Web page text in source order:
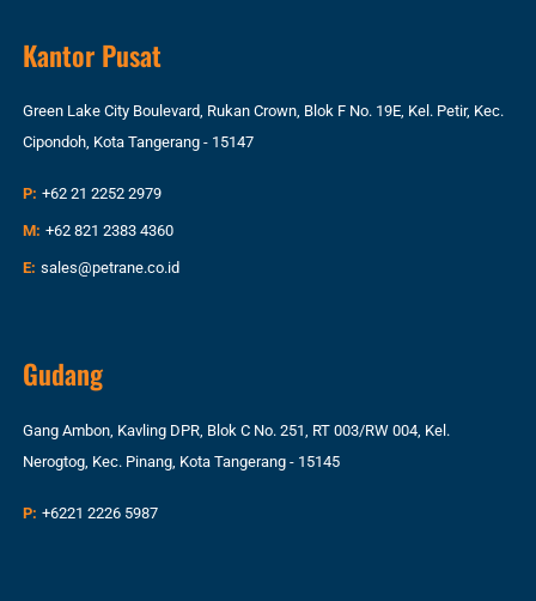
Kantor Pusat
Green Lake City Boulevard, Rukan Crown, Blok F No. 19E, Kel. Petir, Kec.
Cipondoh, Kota Tangerang - 15147
P: +62 21 2252 2979
M: +62 821 2383 4360
E: sales@petrane.co.id
Gudang
Gang Ambon, Kavling DPR, Blok C No. 251, RT 003/RW 004, Kel.
Nerogtog, Kec. Pinang, Kota Tangerang - 15145
P: +6221 2226 5987